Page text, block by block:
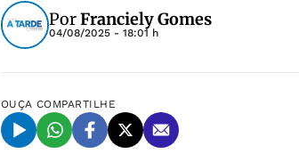
PorFranciely Gomes
04/08/2025 - 18:01 h
OUÇA COMPARTILHE